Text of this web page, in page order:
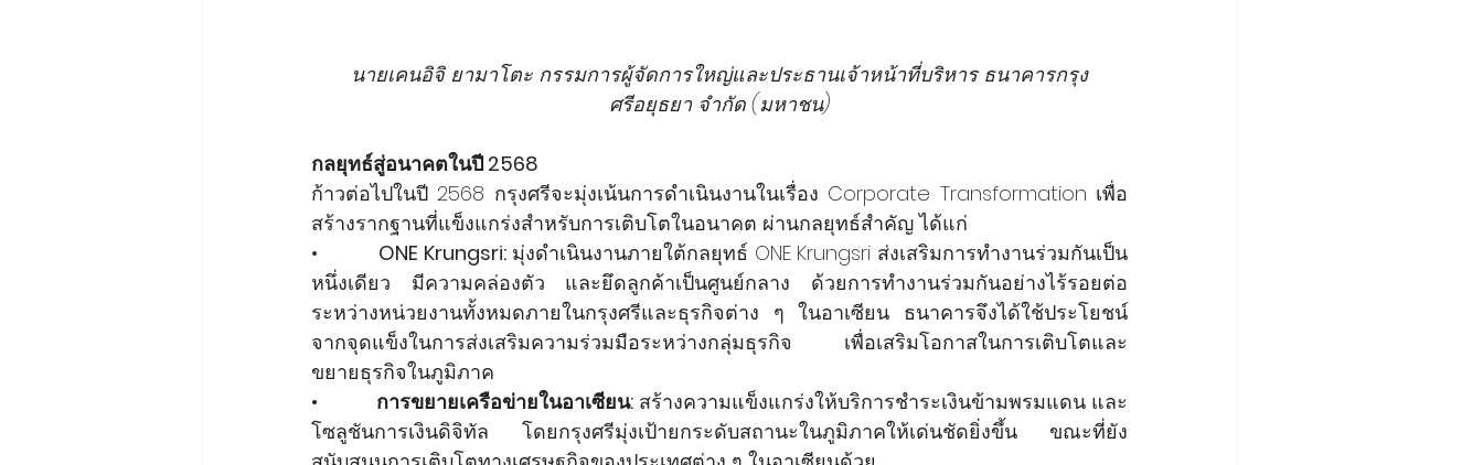
นายเคนอิจิ ยามาโตะ กรรมการผู้จัดการใหญ่และประธานเจ้าหน้าที่บริหาร ธนาคารกรุง
ศรีอยุธยา จำกัด (มหาชน)
กลยุทธ์สู่อนาคตในปี 2568
ก้าวต่อไปในปี 2568 กรุงศรีจะมุ่งเน้นการดำเนินงานในเรื่อง Corporate Transformation เพื่อ
สร้างรากฐานที่แข็งแกร่งสำหรับการเติบโตในอนาคต ผ่านกลยุทธ์สำคัญ ได้แก่
• ONE Krungsri: มุ่งดำเนินงานภายใต้กลยุทธ์ ONE Krungsri ส่งเสริมการทำงานร่วมกันเป็น
หนึ่งเดียว มีความคล่องตัว และยึดลูกค้าเป็นศูนย์กลาง ด้วยการทำงานร่วมกันอย่างไร้รอยต่อ
ระหว่างหน่วยงานทั้งหมดภายในกรุงศรีและธุรกิจต่าง ๆ ในอาเซียน ธนาคารจึงได้ใช้ประโยชน์
จากจุดแข็งในการส่งเสริมความร่วมมือระหว่างกลุ่มธุรกิจ เพื่อเสริมโอกาสในการเติบโตและ
ขยายธุรกิจในภูมิภาค
• การขยายเครือข่ายในอาเซียน: สร้างความแข็งแกร่งให้บริการชำระเงินข้ามพรมแดน และ
โซลูชันการเงินดิจิทัล โดยกรุงศรีมุ่งเป้ายกระดับสถานะในภูมิภาคให้เด่นชัดยิ่งขึ้น ขณะที่ยัง